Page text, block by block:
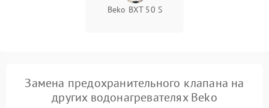
Beko BXT 50 S
Замена предохранительного клапана на
других водонагревателях Beko